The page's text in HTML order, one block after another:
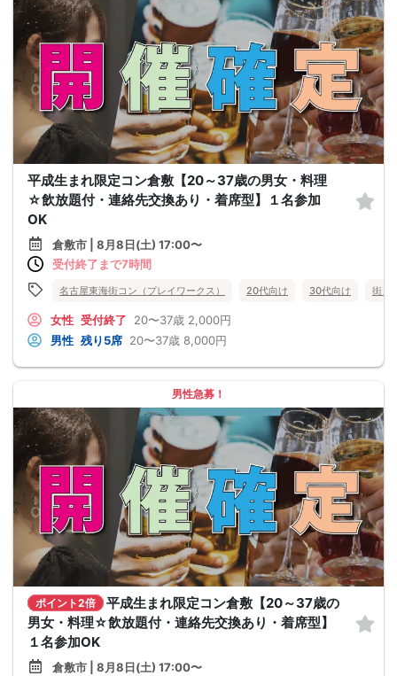
平成生まれ限定コン倉敷【20～37歳の男女・料理
☆飲放題付・連絡先交換あり・着席型】１名参加
OK
倉敷市 | 8月8日(土) 17:00〜
受付終了まで7時間
名古屋東海街コン（プレイワークス） 20代向け 30代向け 街コ
女性 受付終了 20〜37歳 2,000円
男性 残り5席 20〜37歳 8,000円
男性急募！
ポイント2倍
平成生まれ限定コン倉敷【20～37歳の
男女・料理☆飲放題付・連絡先交換あり・着席型】
１名参加OK
倉敷市 | 8月8日(土) 17:00〜